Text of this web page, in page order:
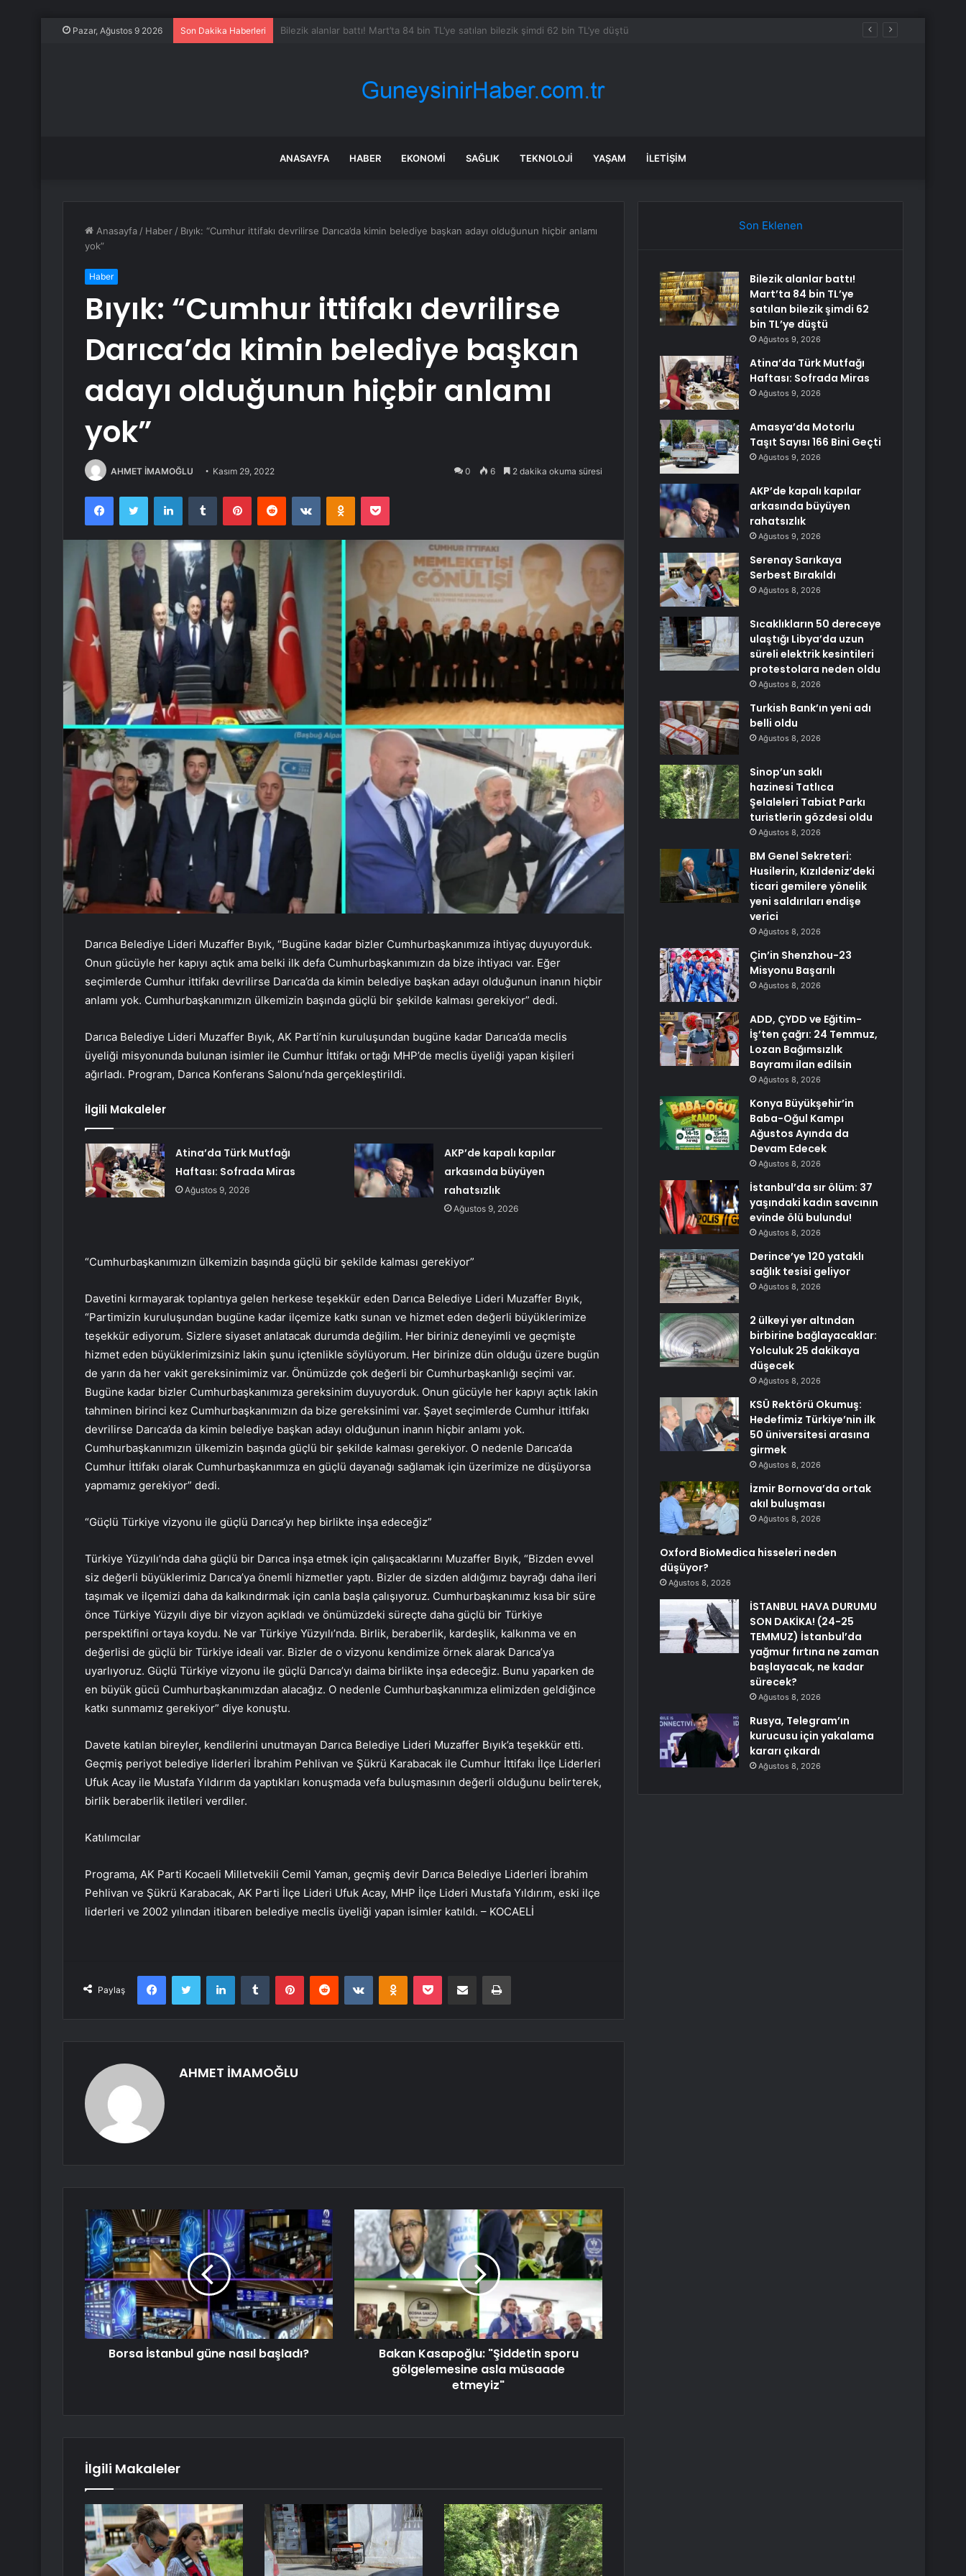
Pazar, Ağustos 9 2026 Son Dakika Haberleri Atina’da Türk Mutfağı Haftası: Sofrada Miras
ANASAYFA HABER EKONOMI SAĞLIK TEKNOLOJI YAŞAM İLETIŞIM
Anasayfa / Haber / Bıyık: “Cumhur ittifakı devrilirse Darıca’da kimin belediye başkan adayı olduğunun hiçbir anlamı
yok”
Haber
Bıyık: “Cumhur ittifakı devrilirse
Darıca’da kimin belediye başkan
adayı olduğunun hiçbir anlamı
yok”
AHMET İMAMOĞLU Kasım 29, 2022 0 6 2 dakika okuma süresi
FacebookTwitter LinkedInTumblr PinterestReddit VKontakteOdnoklassniki
Pocket
Darıca Belediye Lideri Muzaffer Bıyık, “Bugüne kadar bizler Cumhurbaşkanımıza ihtiyaç duyuyorduk.
Onun gücüyle her kapıyı açtık ama belki ilk defa Cumhurbaşkanımızın da bize ihtiyacı var. Eğer
seçimlerde Cumhur ittifakı devrilirse Darıca’da da kimin belediye başkan adayı olduğunun inanın hiçbir
anlamı yok. Cumhurbaşkanımızın ülkemizin başında güçlü bir şekilde kalması gerekiyor” dedi.
Darıca Belediye Lideri Muzaffer Bıyık, AK Parti’nin kuruluşundan bugüne kadar Darıca’da meclis
üyeliği misyonunda bulunan isimler ile Cumhur İttifakı ortağı MHP’de meclis üyeliği yapan kişileri
ağırladı. Program, Darıca Konferans Salonu’nda gerçekleştirildi.
İlgili Makaleler
Atina’da Türk Mutfağı
Haftası: Sofrada Miras
Ağustos 9, 2026
AKP’de kapalı kapılar
arkasında büyüyen
rahatsızlık
Ağustos 9, 2026
“Cumhurbaşkanımızın ülkemizin başında güçlü bir şekilde kalması gerekiyor”
Davetini kırmayarak toplantıya gelen herkese teşekkür eden Darıca Belediye Lideri Muzaffer Bıyık,
“Partimizin kuruluşundan bugüne kadar ilçemize katkı sunan ve hizmet eden değerli büyüklerimize
teşekkür ediyorum. Sizlere siyaset anlatacak durumda değilim. Her biriniz deneyimli ve geçmişte
hizmet eden büyüklerimizsiniz lakin şunu içtenlikle söylüyorum. Her birinize dün olduğu üzere bugün
de yarın da her vakit gereksinimimiz var. Önümüzde çok değerli bir Cumhurbaşkanlığı seçimi var.
Bugüne kadar bizler Cumhurbaşkanımıza gereksinim duyuyorduk. Onun gücüyle her kapıyı açtık lakin
tahminen birinci kez Cumhurbaşkanımızın da bize gereksinimi var. Şayet seçimlerde Cumhur ittifakı
devrilirse Darıca’da da kimin belediye başkan adayı olduğunun inanın hiçbir anlamı yok.
Cumhurbaşkanımızın ülkemizin başında güçlü bir şekilde kalması gerekiyor. O nedenle Darıca’da
Cumhur İttifakı olarak Cumhurbaşkanımıza en güçlü dayanağı sağlamak için üzerimize ne düşüyorsa
yapmamız gerekiyor” dedi.
“Güçlü Türkiye vizyonu ile güçlü Darıca’yı hep birlikte inşa edeceğiz”
Türkiye Yüzyılı’nda daha güçlü bir Darıca inşa etmek için çalışacaklarını Muzaffer Bıyık, “Bizden evvel
siz değerli büyüklerimiz Darıca’ya önemli hizmetler yaptı. Bizler de sizden aldığımız bayrağı daha ileri
taşımak ve ilçemizi daha da kalkındırmak için canla başla çalışıyoruz. Cumhurbaşkanımız kısa bir süre
önce Türkiye Yüzyılı diye bir vizyon açıkladı ve önümüzdeki süreçte daha güçlü bir Türkiye
perspektifini ortaya koydu. Ne var Türkiye Yüzyılı’nda. Birlik, beraberlik, kardeşlik, kalkınma ve en
değerlisi de güçlü bir Türkiye ideali var. Bizler de o vizyonu kendimize örnek alarak Darıca’ya
uyarlıyoruz. Güçlü Türkiye vizyonu ile güçlü Darıca’yı daima birlikte inşa edeceğiz. Bunu yaparken de
en büyük gücü Cumhurbaşkanımızdan alacağız. O nedenle Cumhurbaşkanımıza elimizden geldiğince
katkı sunmamız gerekiyor” diye konuştu.
Davete katılan bireyler, kendilerini unutmayan Darıca Belediye Lideri Muzaffer Bıyık’a teşekkür etti.
Geçmiş periyot belediye liderleri İbrahim Pehlivan ve Şükrü Karabacak ile Cumhur İttifakı İlçe Liderleri
Ufuk Acay ile Mustafa Yıldırım da yaptıkları konuşmada vefa buluşmasının değerli olduğunu belirterek,
birlik beraberlik iletileri verdiler.
Katılımcılar
Programa, AK Parti Kocaeli Milletvekili Cemil Yaman, geçmiş devir Darıca Belediye Liderleri İbrahim
Pehlivan ve Şükrü Karabacak, AK Parti İlçe Lideri Ufuk Acay, MHP İlçe Lideri Mustafa Yıldırım, eski ilçe
liderleri ve 2002 yılından itibaren belediye meclis üyeliği yapan isimler katıldı. – KOCAELİ
Paylaş
FacebookTwitter LinkedInTumblr PinterestReddit VKontakteOdnoklassniki
Pocket E-Posta ile paylaş Yazdır
AHMET İMAMOĞLU
Borsa İstanbul güne nasıl başladı?
Bakan Kasapoğlu: "Şiddetin sporu
gölgelemesine asla müsaade
etmeyiz"
İlgili Makaleler
Son Eklenen
Bilezik alanlar battı!
Mart’ta 84 bin TL’ye
satılan bilezik şimdi 62
bin TL’ye düştü
Ağustos 9, 2026
Atina’da Türk Mutfağı
Haftası: Sofrada Miras
Ağustos 9, 2026
Amasya’da Motorlu
Taşıt Sayısı 166 Bini Geçti
Ağustos 9, 2026
AKP’de kapalı kapılar
arkasında büyüyen
rahatsızlık
Ağustos 9, 2026
Serenay Sarıkaya
Serbest Bırakıldı
Ağustos 8, 2026
Sıcaklıkların 50 dereceye
ulaştığı Libya’da uzun
süreli elektrik kesintileri
protestolara neden oldu
Ağustos 8, 2026
Turkish Bank’ın yeni adı
belli oldu
Ağustos 8, 2026
Sinop’un saklı
hazinesi Tatlıca
Şelaleleri Tabiat Parkı
turistlerin gözdesi oldu
Ağustos 8, 2026
BM Genel Sekreteri:
Husilerin, Kızıldeniz’deki
ticari gemilere yönelik
yeni saldırıları endişe
verici
Ağustos 8, 2026
Çin’in Shenzhou-23
Misyonu Başarılı
Ağustos 8, 2026
ADD, ÇYDD ve Eğitim-
İş’ten çağrı: 24 Temmuz,
Lozan Bağımsızlık
Bayramı ilan edilsin
Ağustos 8, 2026
Konya Büyükşehir’in
Baba-Oğul Kampı
Ağustos Ayında da
Devam Edecek
Ağustos 8, 2026
İstanbul’da sır ölüm: 37
yaşındaki kadın savcının
evinde ölü bulundu!
Ağustos 8, 2026
Derince’ye 120 yataklı
sağlık tesisi geliyor
Ağustos 8, 2026
2 ülkeyi yer altından
birbirine bağlayacaklar:
Yolculuk 25 dakikaya
düşecek
Ağustos 8, 2026
KSÜ Rektörü Okumuş:
Hedefimiz Türkiye’nin ilk
50 üniversitesi arasına
girmek
Ağustos 8, 2026
İzmir Bornova’da ortak
akıl buluşması
Ağustos 8, 2026
Oxford BioMedica hisseleri neden
düşüyor?
Ağustos 8, 2026
İSTANBUL HAVA DURUMU
SON DAKİKA! (24-25
TEMMUZ) İstanbul’da
yağmur fırtına ne zaman
başlayacak, ne kadar
sürecek?
Ağustos 8, 2026
Rusya, Telegram’ın
kurucusu için yakalama
kararı çıkardı
Ağustos 8, 2026